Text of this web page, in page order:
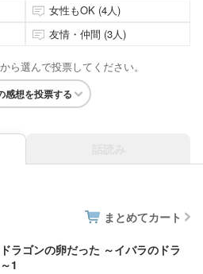
女性もOK (4人)
友情・仲間 (3人)
ら選んで投票してください。
感想を投票する
まとめてカート
ラゴンの卵だった ～イバラのドラ
1